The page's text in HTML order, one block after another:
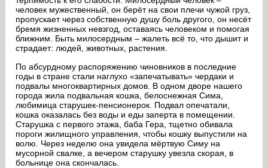
человек мужественный, он берёт на свои плечи чужой груз,
пропускает через собственную душу боль другого, он несёт
бремя жизненных невзгод, оставаясь человеком и помогая
ближним. Быть милосердным – жалеть всё то, что дышит и
страдает: людей, животных, растения.
По абсурдному распоряжению чиновников в последние
годы в стране стали наглухо «запечатывать» чердаки и
подвалы многоквартирных домов. В одном дворе нашего
города жила подвальная кошка, белоснежная Сима,
любимица старушек-пенсионерок. Подвал опечатали,
кошка оказалась без воды и еды заперта в помещении.
Старушка с первого этажа, баба Гера, тщетно обивала
пороги жилищного управления, чтобы кошку выпустили на
волю. Через неделю она увидела мёртвую Симу на
мусорной свалке, а вечером старушку увезла скорая, в
больнице она скончалась.